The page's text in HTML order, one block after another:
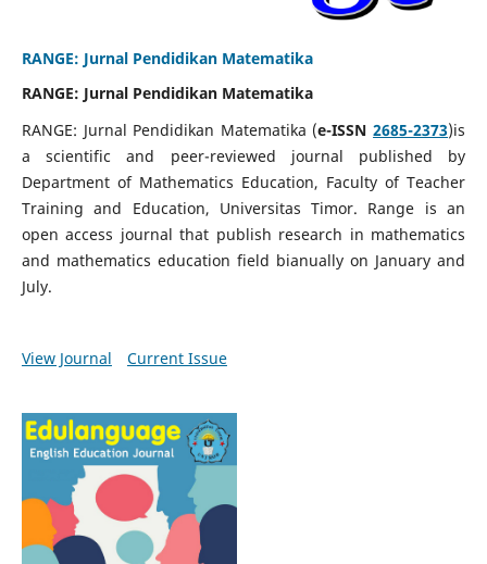
RANGE: Jurnal Pendidikan Matematika
RANGE: Jurnal Pendidikan Matematika
RANGE: Jurnal Pendidikan Matematika (e-ISSN2685-2373)is
a scientific and peer-reviewed journal published by
Department of Mathematics Education, Faculty of Teacher
Training and Education, Universitas Timor. Range is an
open access journal that publish research in mathematics
and mathematics education field bianually on January and
July.
View Journal Current Issue